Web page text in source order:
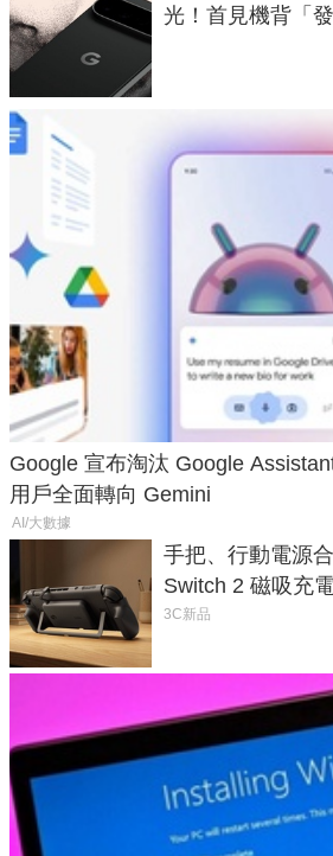
光！首見機背「
Google 宣布淘汰 Google
用戶全面轉向 Gemini
AI/大數據
手把、行動電源
Switch 2 磁吸充
延長 1.5 倍
3C新品